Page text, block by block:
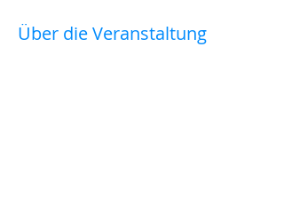
Über die Veranstaltung